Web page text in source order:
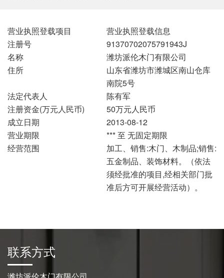
营业执照登载项目
营业执照登载信息
注册号
91370702075791943J
名称
潍坊派伦木门有限公司
住所
山东省潍坊市潍城区南山仓库
南院5号
法定代表人
陈有军
注册资金(万元人民币)
50万元人民币
成立日期
2013-08-12
营业期限
*** 至 无固定期限
经营范围
加工、销售:木门、木制品;销售:
五金制品、装饰材料。（依法
须经批准的项目,经相关部门批
准后方可开展经营活动）。
联系方式